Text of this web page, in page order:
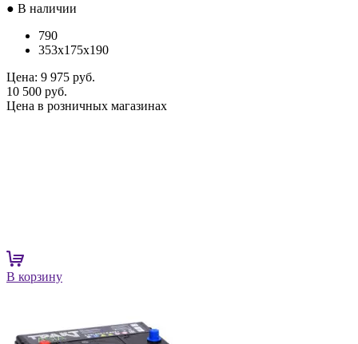
● В наличии
790
353x175x190
Цена: 9 975 руб.
10 500 руб.
Цена в розничных магазинах
В корзину